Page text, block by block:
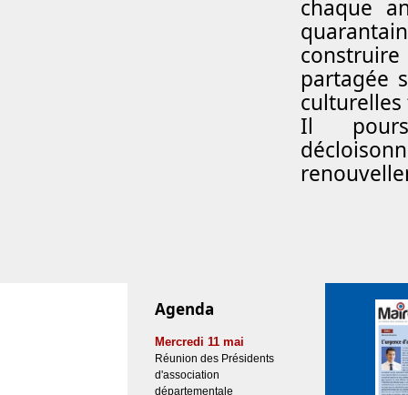
chaque
partagée
Il
Agenda
Mercredi 11 mai
Réunion des Présidents
d'association
départementale